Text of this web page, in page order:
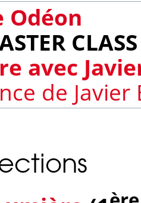
Odéon
CLASS
avec
de Javier